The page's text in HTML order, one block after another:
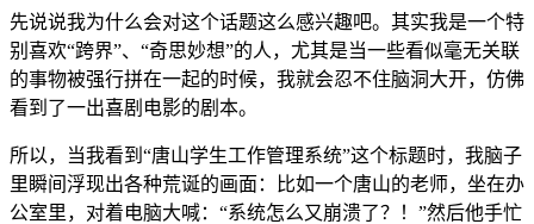
先说说我为什么会对这个话题这么感兴趣吧。其实我是一个特
别喜欢“跨界”、“奇思妙想”的人，尤其是当一些看似毫无关联
的事物被强行拼在一起的时候，我就会忍不住脑洞大开，仿佛
看到了一出喜剧电影的剧本。
所以，当我看到“唐山学生工作管理系统”这个标题时，我脑子
里瞬间浮现出各种荒诞的画面：比如一个唐山的老师，坐在办
公室里，对着电脑大喊：“系统怎么又崩溃了？！”然后他手忙